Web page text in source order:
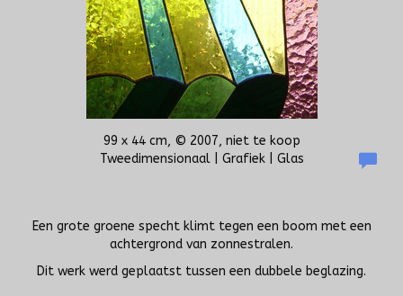
99 x 44 cm, © 2007, niet te koop
Tweedimensionaal | Grafiek | Glas
Een grote groene specht klimt tegen een boom met een
achtergrond van zonnestralen.
Dit werk werd geplaatst tussen een dubbele beglazing.